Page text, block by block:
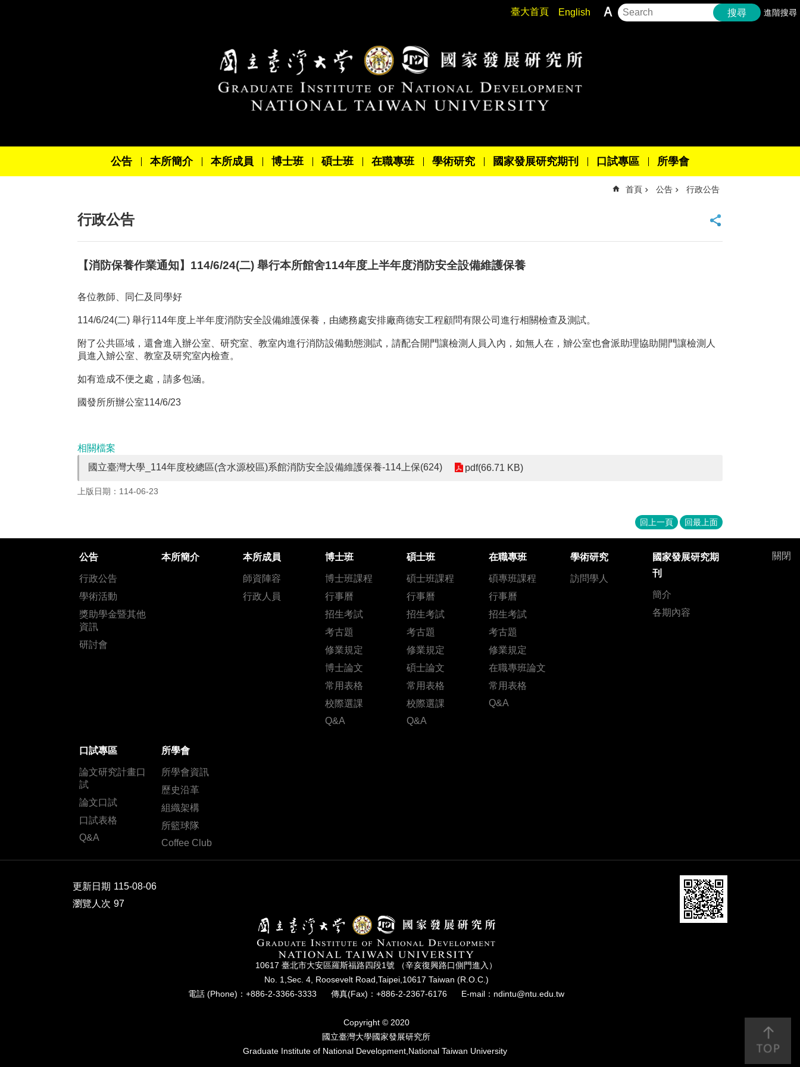
臺大首頁 English 搜尋 進階搜尋
公告 本所簡介 本所成員 博士班 碩士班 在職專班 學術研究 國家發展研究期刊 口試專區 所學會
首頁 公告 行政公告
行政公告
【消防保養作業通知】114/6/24(二) 舉行本所館舍114年度上半年度消防安全設備維護保養
各位教師、同仁及同學好
114/6/24(二) 舉行114年度上半年度消防安全設備維護保養，由總務處安排廠商德安工程顧問有限公司進行相關檢查及測試。
附了公共區域，還會進入辦公室、研究室、教室內進行消防設備動態測試，請配合開門讓檢測人員入內，如無人在，辧公室也會派助理協助開門讓檢測人
員進入辧公室、教室及研究室內檢查。
如有造成不便之處，請多包涵。
國發所所辦公室114/6/23
相關檔案
國立臺灣大學_114年度校總區(含水源校區)系館消防安全設備維護保養-114上保(624)
pdf(66.71 KB)
上版日期：114-06-23
回上一頁 回最上面
關閉
公告
行政公告
學術活動
獎助學金暨其他
資訊
研討會
本所簡介 本所成員
師資陣容
行政人員
博士班
博士班課程
行事曆
招生考試
考古題
修業規定
博士論文
常用表格
校際選課
Q&A
碩士班
碩士班課程
行事曆
招生考試
考古題
修業規定
碩士論文
常用表格
校際選課
Q&A
在職專班
碩專班課程
行事曆
招生考試
考古題
修業規定
在職專班論文
常用表格
Q&A
學術研究
訪問學人
國家發展研究期
刊
簡介
各期內容
口試專區
論文研究計畫口
試
論文口試
口試表格
Q&A
所學會
所學會資訊
歷史沿革
組織架構
所籃球隊
Coffee Club
更新日期 115-08-06
瀏覽人次 97
10617 臺北市⼤安區羅斯福路四段1號 （辛亥復興路⼝側⾨進入）
No. 1,Sec. 4, Roosevelt Road,Taipei,10617 Taiwan (R.O.C.)
電話 (Phone)：+886-2-3366-3333
傳真(Fax)：+886-2-2367-6176 E-mail：ndintu@ntu.edu.tw
Copyright © 2020
國立臺灣⼤學國家發展研究所
Graduate Institute of National Development,National Taiwan University